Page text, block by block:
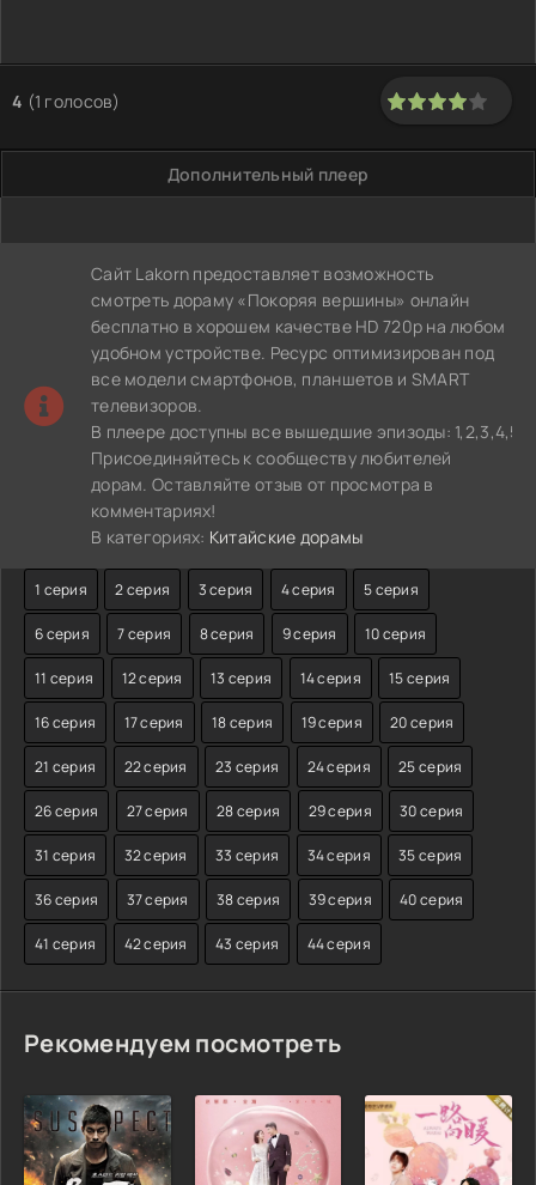
4 (1 голосов)
Дополнительный плеер
Сайт Lakorn предоставляет возможность
смотреть дораму «Покоряя вершины» онлайн
бесплатно в хорошем качестве HD 720p на любом
удобном устройстве. Ресурс оптимизирован под
все модели смартфонов, планшетов и SMART
телевизоров.
В плеере доступны все вышедшие эпизоды:
Присоединяйтесь к сообществу любителей
дорам. Оставляйте отзыв от просмотра в
комментариях!
В категориях: Китайские дорамы
1 серия 2 серия 3 серия 4 серия 5 серия
6 серия 7 серия 8 серия 9 серия 10 серия
11 серия 12 серия 13 серия 14 серия 15 серия
16 серия 17 серия 18 серия 19 серия 20 серия
21 серия 22 серия 23 серия 24 серия 25 серия
26 серия 27 серия 28 серия 29 серия 30 серия
31 серия 32 серия 33 серия 34 серия 35 серия
36 серия 37 серия 38 серия 39 серия 40 серия
41 серия 42 серия 43 серия 44 серия
Рекомендуем посмотреть